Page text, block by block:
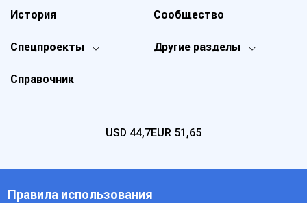
Спецпроекты Другие разделы
История
Справочник
Сообщество
USD 44,7EUR 51,65
Правила использования